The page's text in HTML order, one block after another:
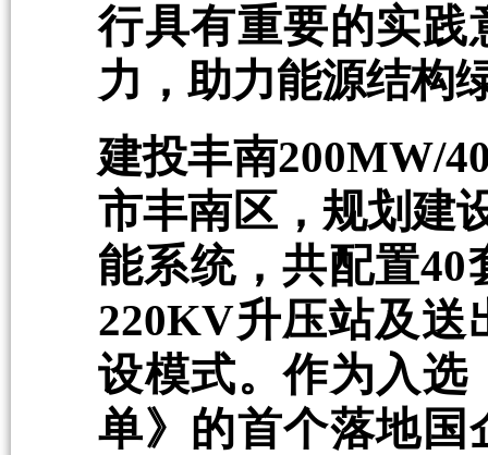
行具有重要的实践
力，助力能源结构
建投丰南200MW/
市丰南区，规划建
能系统，共配置
220KV升压站及送
设模式。作为入选
单》的首个落地国